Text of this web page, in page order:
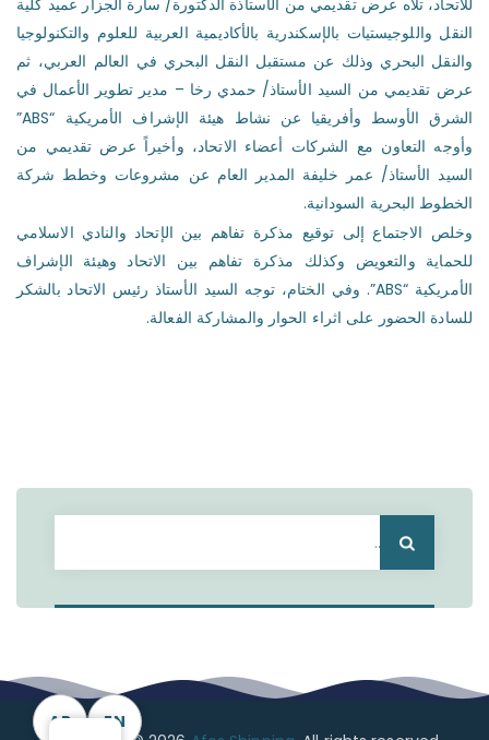
EN
AR
للاتحاد، تلاه عرض تقديمي من الأستاذة الدكتورة/ سارة الجزار عميد كلية
النقل واللوجيستيات بالإسكندرية بالأكاديمية العربية للعلوم والتكنولوجيا
والنقل البحري وذلك عن مستقبل النقل البحري في العالم العربي، ثم
عرض تقديمي من السيد الأستاذ/ حمدي رخا – مدير تطوير الأعمال في
الشرق الأوسط وأفريقيا عن نشاط هيئة الإشراف الأمريكية “ABS”
وأوجه التعاون مع الشركات أعضاء الاتحاد، وأخيراً عرض تقديمي من
السيد الأستاذ/ عمر خليفة المدير العام عن مشروعات وخطط شركة
الخطوط البحرية السودانية.
وخلص الاجتماع إلى توقيع مذكرة تفاهم بين الإتحاد والنادي الاسلامي
للحماية والتعويض وكذلك مذكرة تفاهم بين الاتحاد وهيئة الإشراف
الأمريكية “ABS”. وفي الختام، توجه السيد الأستاذ رئيس الاتحاد بالشكر
للسادة الحضور على اثراء الحوار والمشاركة الفعالة.
عن: